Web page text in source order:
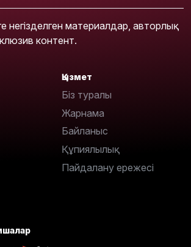
негізделген материалдар, авторлық
контент.
Қызмет
Біз туралы
Жарнама
Байланыс
Құпиялылық
Пайдалану ережесі